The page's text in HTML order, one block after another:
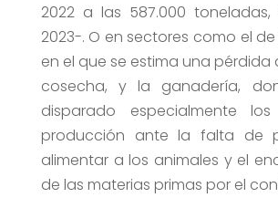
2022 a las 587.000
2023-. O en sectores como el
en el que se estima una pérdida
cosecha, y la ganadería,
disparado especialmente
producción ante la falta de
alimentar a los animales y el
de las materias primas por el